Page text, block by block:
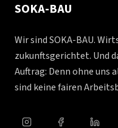
SOKA-BAU
Wir sind SOKA-BAU.
zukunftsgerichtet. Und
Auftrag: Denn ohne uns
sind keine fairen